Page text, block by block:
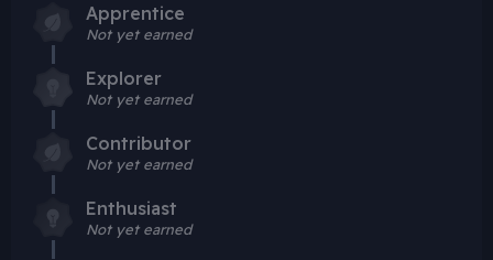
Apprentice
Not yet earned
Explorer
Not yet earned
Contributor
Not yet earned
Enthusiast
Not yet earned